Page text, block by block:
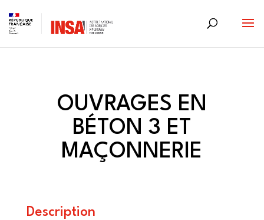
to
content
OUVRAGES EN
BÉTON 3 ET
MAÇONNERIE
Description